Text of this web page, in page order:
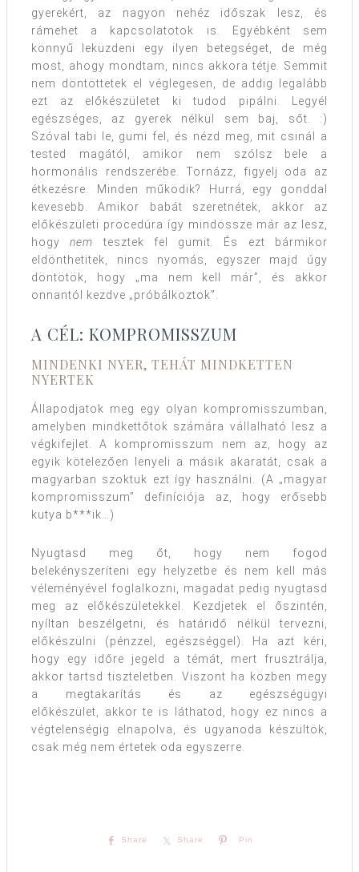
gyerekért, az nagyon nehéz időszak lesz, és
rámehet a kapcsolatotok is. Egyébként sem
könnyű leküzdeni egy ilyen betegséget, de még
most, ahogy mondtam, nincs akkora tétje. Semmit
nem döntöttetek el véglegesen, de addig legalább
ezt az előkészületet ki tudod pipálni. Legyél
egészséges, az gyerek nélkül sem baj, sőt. :)
Szóval tabi le, gumi fel, és nézd meg, mit csinál a
tested magától, amikor nem szólsz bele a
hormonális rendszerébe. Tornázz, figyelj oda az
étkezésre. Minden működik? Hurrá, egy gonddal
kevesebb. Amikor babát szeretnétek, akkor az
előkészületi procedúra így mindössze már az lesz,
hogynem
tesztek fel gumit. És ezt bármikor
eldönthetitek, nincs nyomás, egyszer majd úgy
döntötök, hogy „ma nem kell már”, és akkor
onnantól kezdve „próbálkoztok”.
A CÉL: KOMPROMISSZUM
MINDENKI NYER, TEHÁT MINDKETTEN
NYERTEK
Állapodjatok meg egy olyan kompromisszumban,
amelyben mindkettőtök számára vállalható lesz a
végkifejlet. A kompromisszum nem az, hogy az
egyik kötelezően lenyeli a másik akaratát, csak a
magyarban szoktuk ezt így használni. (A „magyar
kompromisszum” definíciója az, hogy erősebb
kutya b***ik…)
Nyugtasd meg őt, hogy nem fogod
belekényszeríteni egy helyzetbe és nem kell más
véleményével foglalkozni, magadat pedig nyugtasd
meg az előkészületekkel. Kezdjetek el őszintén,
nyíltan beszélgetni, és határidő nélkül tervezni,
előkészülni (pénzzel, egészséggel). Ha azt kéri,
hogy egy időre jegeld a témát, mert frusztrálja,
akkor tartsd tiszteletben. Viszont ha közben megy
a megtakarítás és az egészségügyi
előkészület, akkor te is láthatod, hogy ez nincs a
végtelenségig elnapolva, és ugyanoda készültök,
csak még nem értetek oda egyszerre.
Share Share Pin